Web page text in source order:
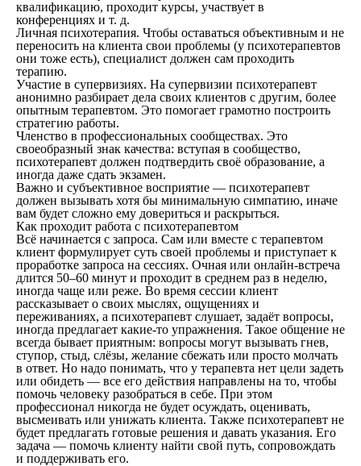
квалификацию, проходит курсы, участвует в
конференциях и т. д.
Личная психотерапия. Чтобы оставаться объективным и не
переносить на клиента свои проблемы (у психотерапевтов
они тоже есть), специалист должен сам проходить
терапию.
Участие в супервизиях. На супервизии психотерапевт
анонимно разбирает дела своих клиентов с другим, более
опытным терапевтом. Это помогает грамотно построить
стратегию работы.
Членство в профессиональных сообществах. Это
своеобразный знак качества: вступая в сообщество,
психотерапевт должен подтвердить своё образование, а
иногда даже сдать экзамен.
Важно и субъективное восприятие — психотерапевт
должен вызывать хотя бы минимальную симпатию, иначе
вам будет сложно ему довериться и раскрыться.
Как проходит работа с психотерапевтом
Всё начинается с запроса. Сам или вместе с терапевтом
клиент формулирует суть своей проблемы и приступает к
проработке запроса на сессиях. Очная или онлайн-встреча
длится 50–60 минут и проходит в среднем раз в неделю,
иногда чаще или реже. Во время сессии клиент
рассказывает о своих мыслях, ощущениях и
переживаниях, а психотерапевт слушает, задаёт вопросы,
иногда предлагает какие-то упражнения. Такое общение не
всегда бывает приятным: вопросы могут вызывать гнев,
ступор, стыд, слёзы, желание сбежать или просто молчать
в ответ. Но надо понимать, что у терапевта нет цели задеть
или обидеть — все его действия направлены на то, чтобы
помочь человеку разобраться в себе. При этом
профессионал никогда не будет осуждать, оценивать,
высмеивать или унижать клиента. Также психотерапевт не
будет предлагать готовые решения и давать указания. Его
задача — помочь клиенту найти свой путь, сопровождать
и поддерживать его.